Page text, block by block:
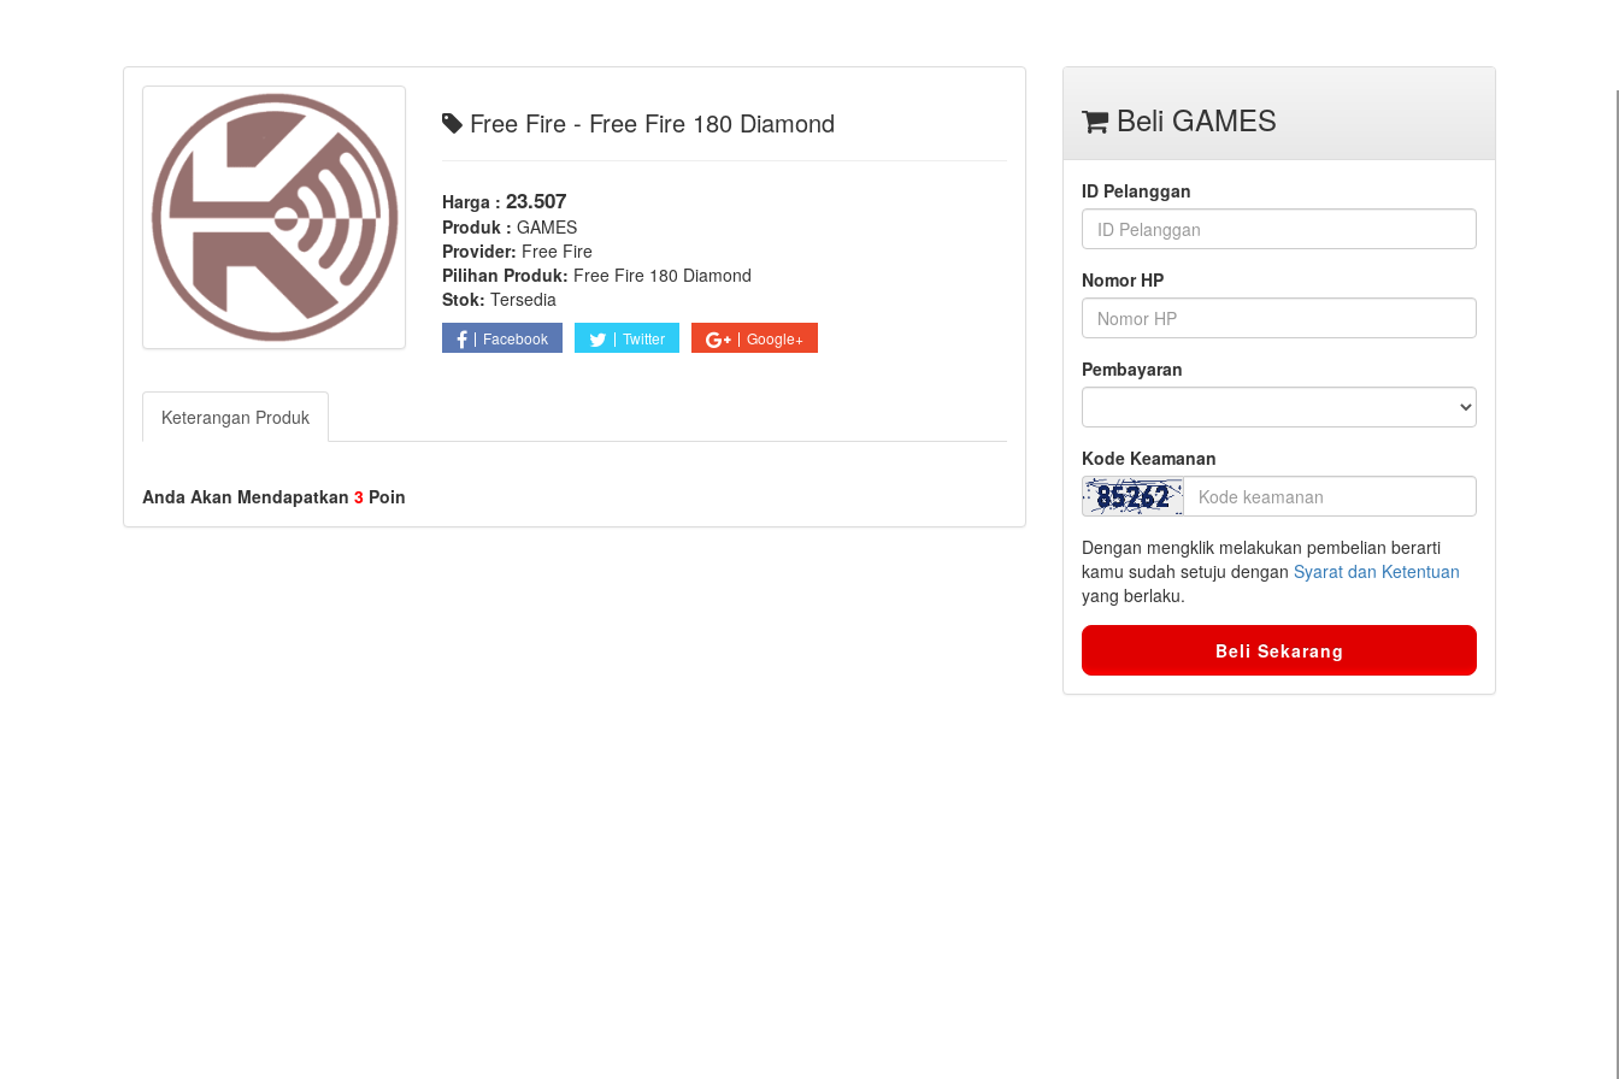
Free Fire - Free Fire 180 Diamond
Harga :23.507
Produk : GAMES
Provider: Free Fire
Pilihan Produk: Free Fire 180 Diamond
Stok: Tersedia
Facebook Twitter Google+
Keterangan Produk
Anda Akan Mendapatkan 3 Poin
Beli GAMES
ID Pelanggan
Nomor HP
Pembayaran
Kode Keamanan
Dengan mengklik melakukan pembelian berarti
kamu sudah setuju dengan Syarat dan Ketentuan
yang berlaku.
Beli Sekarang